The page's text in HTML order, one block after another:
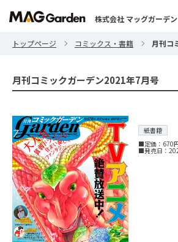
株式会社 マッグガーデン
トップページ コミックス・書籍 月刊コ
月刊コミックガーデン2021年7月号
紙書籍
■定価：670円
■発売日：